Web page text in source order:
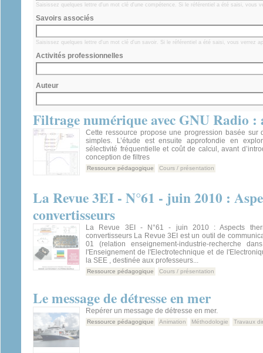
Saisissez quelques lettre d'un mot clé d'une compétence. Si le référentiel a été saisi, vous
Savoirs associés
Saisissez quelques lettre d'un mot clé d'un savoir. Si le référentiel a été saisi, vous verrez
Activités professionnelles
Auteur
Filtrage numérique avec GNU Radio :
Cette ressource propose une progression basée sur
simples. L’étude est ensuite approfondie en
sélectivité fréquentielle et coût de calcul, avant
conception de filtres
Ressource pédagogique Cours / présentation
La Revue 3EI - N°61 - juin 2010 :
convertisseurs
La Revue 3EI - N°61 - juin 2010 : Aspects
convertisseurs La Revue 3EI est un outil de
01 (relation enseignement-industrie-recherche
l'Enseignement de l'Electrotechnique et de
la SEE , destinée aux professeurs...
Ressource pédagogique Cours / présentation
Le message de détresse en mer
Repérer un message de détresse en mer.
Ressource pédagogique Animation Méthodologie Travaux